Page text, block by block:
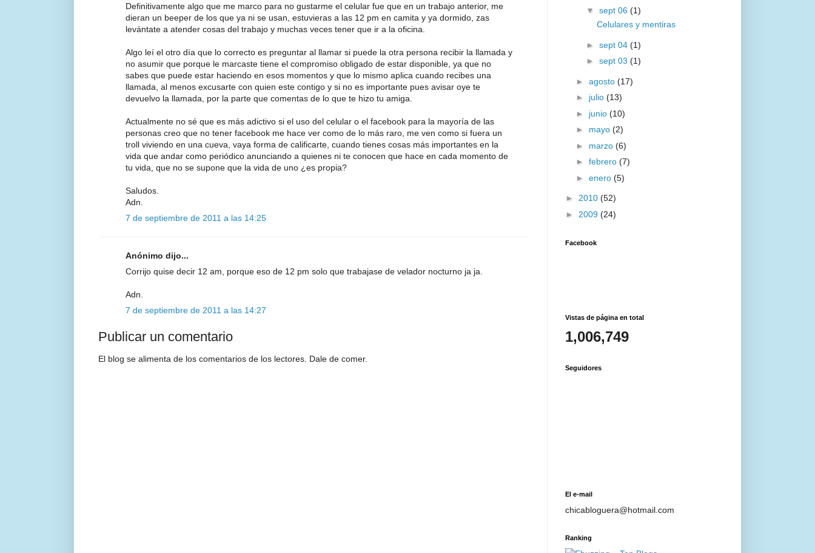
Definitivamente algo que me marco para no gustarme el celular fue que en un trabajo anterior, me
dieran un beeper de los que ya ni se usan, estuvieras a las 12 pm en camita y ya dormido, zas
levántate a atender cosas del trabajo y muchas veces tener que ir a la oficina.
Algo leí el otro día que lo correcto es preguntar al llamar si puede la otra persona recibir la llamada y
no asumir que porque le marcaste tiene el compromiso obligado de estar disponible, ya que no
sabes que puede estar haciendo en esos momentos y que lo mismo aplica cuando recibes una
llamada, al menos excusarte con quien este contigo y si no es importante pues avisar oye te
devuelvo la llamada, por la parte que comentas de lo que te hizo tu amiga.
Actualmente no sé que es más adictivo si el uso del celular o el facebook para la mayoría de las
personas creo que no tener facebook me hace ver como de lo más raro, me ven como si fuera un
troll viviendo en una cueva, vaya forma de calificarte, cuando tienes cosas más importantes en la
vida que andar como periódico anunciando a quienes ni te conocen que hace en cada momento de
tu vida, que no se supone que la vida de uno ¿es propia?
Saludos.
Adn.
7 de septiembre de 2011 a las 14:25
Anónimo dijo...
Corrijo quise decir 12 am, porque eso de 12 pm solo que trabajase de velador nocturno ja ja.
Adn.
7 de septiembre de 2011 a las 14:27
Publicar un comentario
El blog se alimenta de los comentarios de los lectores. Dale de comer.
▼ sept 06 (1)
Celulares y mentiras
► sept 04 (1)
► sept 03 (1)
► agosto (17)
► julio (13)
► junio (10)
► mayo (2)
► marzo (6)
► febrero (7)
► enero (5)
► 2010 (52)
► 2009 (24)
Facebook
Vistas de página en total
1,006,749
Seguidores
El e-mail
chicabloguera@hotmail.com
Ranking